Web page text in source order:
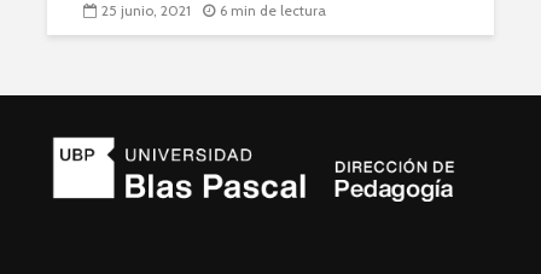
25 junio, 2021
6 min de lectura